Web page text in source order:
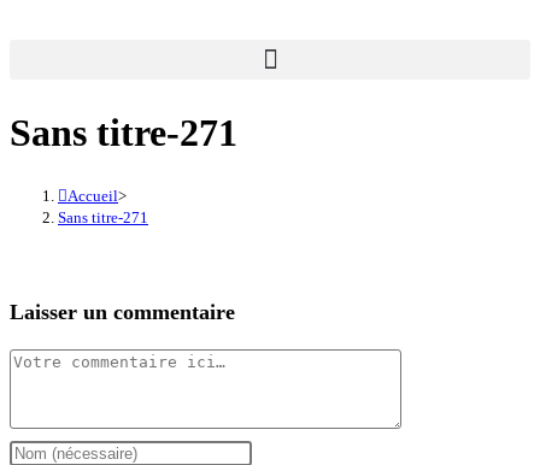
Sans titre-271
Accueil>
Sans titre-271
Laisser un commentaire